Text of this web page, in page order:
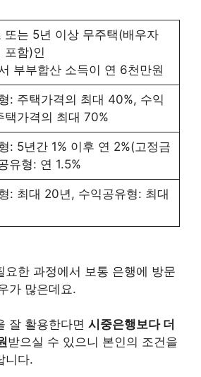
또는 5년 이상 무주택(배우자
포함)인
부부합산 소득이 연 6천만원
: 주택가격의 최대 40%, 수익
택가격의 최대 70%
: 5년간 1% 이후 연 2%(고정금
유형: 연 1.5%
: 최대 20년, 수익공유형: 최대
요한 과정에서 보통 은행에 방문
가 많은데요.
잘 활용한다면 시중은행보다 더
받으실 수 있으니 본인의 조건을
니다.